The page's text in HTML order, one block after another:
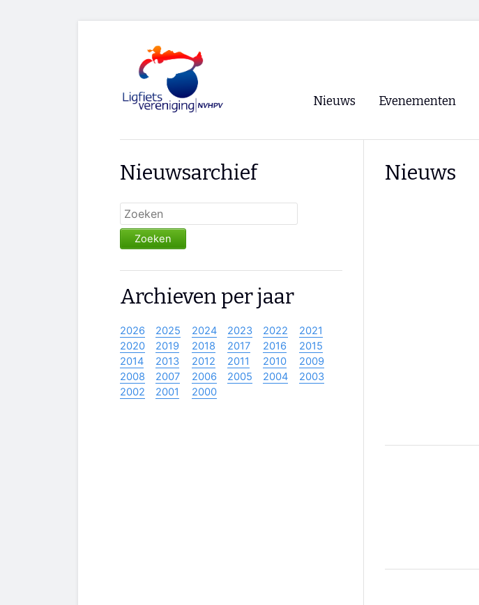
Nieuws Evenementen
Nieuws
Nieuwsarchief
Zoeken
Archieven per jaar
2026 2025 2024 2023 2022
2021
2020
2019 2018 2017 2016
2015
2014
2013 2012 2011 2010
2009
2008
2007 2006 2005 2004
2003
2002
2001 2000